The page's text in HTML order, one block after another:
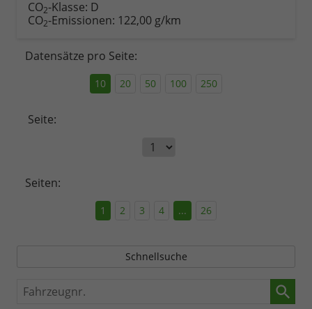
CO2-Klasse: D
CO2-Emissionen: 122,00 g/km
Datensätze pro Seite:
10 20 50 100 250
Seite:
Seiten:
1 2 3 4 ... 26
Schnellsuche
Fahrzeugnr.